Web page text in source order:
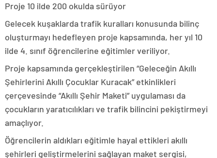
Proje 10 ilde 200 okulda sürüyor
Gelecek kuşaklarda trafik kuralları konusunda bilinç
oluşturmayı hedefleyen proje kapsamında, her yıl 10
ilde 4. sınıf öğrencilerine eğitimler veriliyor.
Proje kapsamında gerçekleştirilen “Geleceğin Akıllı
Şehirlerini Akıllı Çocuklar Kuracak” etkinlikleri
çerçevesinde “Akıllı Şehir Maketi” uygulaması da
çocukların yaratıcılıkları ve trafik bilincini pekiştirmeyi
amaçlıyor.
Öğrencilerin aldıkları eğitimle hayal ettikleri akıllı
şehirleri geliştirmelerini sağlayan maket sergisi,